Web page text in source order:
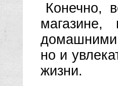
Конечно,
но и
жизни.